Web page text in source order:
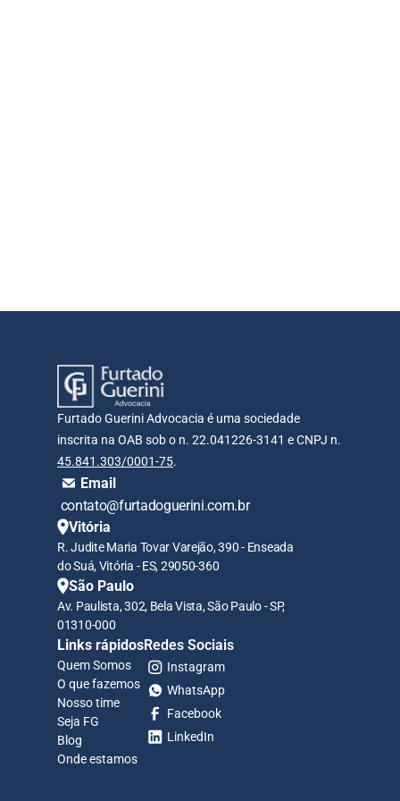
Furtado Guerini Advocacia é uma sociedade
45.841.303/0001-75.
Email
contato@furtadoguerini.com.br
Vitória
R. Judite Maria Tovar Varejão, 390 - Enseada
do Suá, Vitória - ES, 29050-360
São Paulo
Av. Paulista, 302, Bela Vista, São Paulo - SP,
01310-000
Links rápidos
Quem Somos
O que fazemos
Nosso time
Seja FG
Blog
Onde estamos
Redes Sociais
Instagram
WhatsApp
Facebook
LinkedIn